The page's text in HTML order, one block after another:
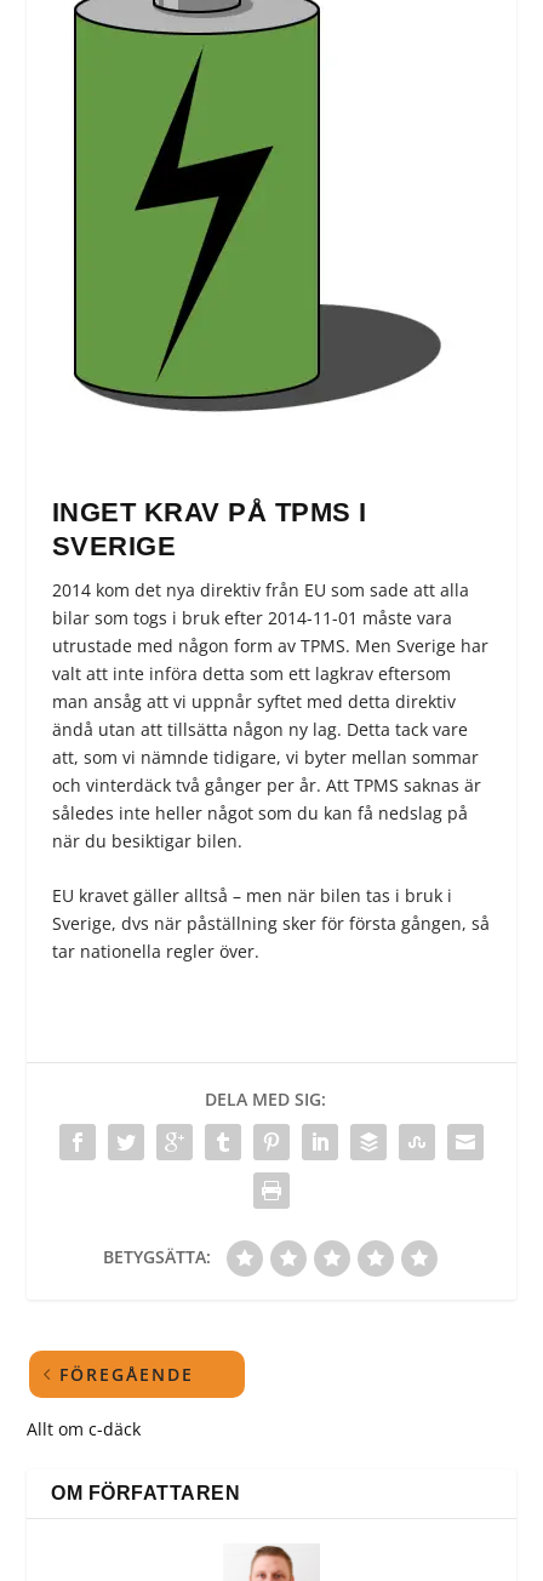
INGET KRAV PÅ TPMS I
SVERIGE
2014 kom det nya direktiv från EU som sade att alla
bilar som togs i bruk efter 2014-11-01 måste vara
utrustade med någon form av TPMS. Men Sverige har
valt att inte införa detta som ett lagkrav eftersom
man ansåg att vi uppnår syftet med detta direktiv
ändå utan att tillsätta någon ny lag. Detta tack vare
att, som vi nämnde tidigare, vi byter mellan sommar
och vinterdäck två gånger per år. Att TPMS saknas är
således inte heller något som du kan få nedslag på
när du besiktigar bilen.
EU kravet gäller alltså – men när bilen tas i bruk i
Sverige, dvs när påställning sker för första gången, så
tar nationella regler över.
DELA MED SIG:
BETYGSÄTTA:
FÖREGÅENDE
Allt om c-däck
OM FÖRFATTAREN